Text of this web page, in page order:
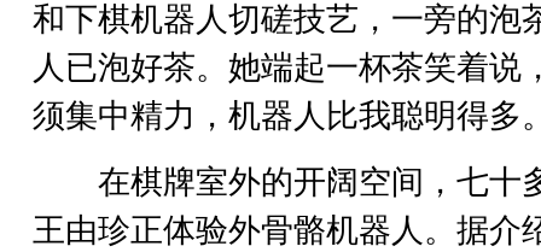
和下棋机器人切磋技艺，一旁的泡
人已泡好茶。她端起一杯茶笑着说
须集中精力，机器人比我聪明得多
在棋牌室外的开阔空间，七十
王由珍正体验外骨骼机器人。据介